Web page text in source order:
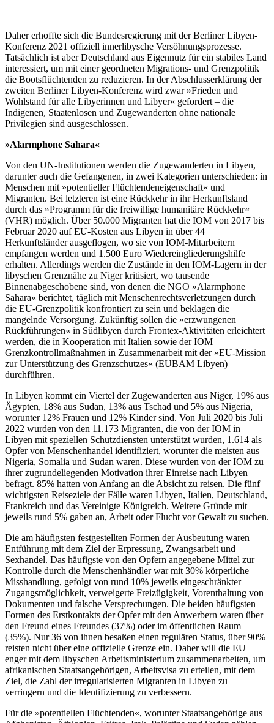
Daher erhoffte sich die Bundesregierung mit der Berliner Libyen-
Konferenz 2021 offiziell innerlibysche Versöhnungsprozesse.
Tatsächlich ist aber Deutschland aus Eigennutz für ein stabiles Land
interessiert, um mit einer geordneten Migrations- und Grenzpolitik
die Bootsflüchtenden zu reduzieren. In der Abschlusserklärung der
zweiten Berliner Libyen-Konferenz wird zwar »Frieden und
Wohlstand für alle Libyerinnen und Libyer« gefordert – die
Indigenen, Staatenlosen und Zugewanderten ohne nationale
Privilegien sind ausgeschlossen.
»Alarmphone Sahara«
Von den UN-Institutionen werden die Zugewanderten in Libyen,
darunter auch die Gefangenen, in zwei Kategorien unterschieden: in
Menschen mit »potentieller Flüchtendeneigenschaft« und
Migranten. Bei letzteren ist eine Rückkehr in ihr Herkunftsland
durch das »Programm für die freiwillige humanitäre Rückkehr«
(VHR) möglich. Über 50.000 Migranten hat die IOM von 2017 bis
Februar 2020 auf EU-Kosten aus Libyen in über 44
Herkunftsländer ausgeflogen, wo sie von IOM-Mitarbeitern
empfangen werden und 1.500 Euro Wiedereingliederungshilfe
erhalten. Allerdings werden die Zustände in den IOM-Lagern in der
libyschen Grenznähe zu Niger kritisiert, wo tausende
Binnenabgeschobene sind, von denen die NGO »Alarmphone
Sahara« berichtet, täglich mit Menschenrechtsverletzungen durch
die EU-Grenzpolitik konfrontiert zu sein und beklagen die
mangelnde Versorgung. Zukünftig sollen die »erzwungenen
Rückführungen« in Südlibyen durch Frontex-Aktivitäten erleichtert
werden, die in Kooperation mit Italien sowie der IOM
Grenzkontrollmaßnahmen in Zusammenarbeit mit der »EU-Mission
zur Unterstützung des Grenzschutzes« (EUBAM Libyen)
durchführen.
In Libyen kommt ein Viertel der Zugewanderten aus Niger, 19% aus
Ägypten, 18% aus Sudan, 13% aus Tschad und 5% aus Nigeria,
worunter 12% Frauen und 12% Kinder sind. Von Juli 2020 bis Juli
2022 wurden von den 11.173 Migranten, die von der IOM in
Libyen mit speziellen Schutzdiensten unterstützt wurden, 1.614 als
Opfer von Menschenhandel identifiziert, worunter die meisten aus
Nigeria, Somalia und Sudan waren. Diese wurden von der IOM zu
ihrer zugrundeliegenden Motivation ihrer Einreise nach Libyen
befragt. 85% hatten von Anfang an die Absicht zu reisen. Die fünf
wichtigsten Reiseziele der Fälle waren Libyen, Italien, Deutschland,
Frankreich und das Vereinigte Königreich. Weitere Gründe mit
jeweils rund 5% gaben an, Arbeit oder Flucht vor Gewalt zu suchen.
Die am häufigsten festgestellten Formen der Ausbeutung waren
Entführung mit dem Ziel der Erpressung, Zwangsarbeit und
Sexhandel. Das häufigste von den Opfern angegebene Mittel zur
Kontrolle durch die Menschenhändler war mit 30% körperliche
Misshandlung, gefolgt von rund 10% jeweils eingeschränkter
Zugangsmöglichkeit, verweigerte Freizügigkeit, Vorenthaltung von
Dokumenten und falsche Versprechungen. Die beiden häufigsten
Formen des Erstkontakts der Opfer mit den Anwerbern waren über
den Freund eines Freundes (37%) oder im öffentlichen Raum
(35%). Nur 36 von ihnen besaßen einen regulären Status, über 90%
reisten nicht über eine offizielle Grenze ein. Daher will die EU
enger mit dem libyschen Arbeitsministerium zusammenarbeiten, um
afrikanischen Staatsangehörigen, Arbeitsvisa zu erteilen, mit dem
Ziel, die Zahl der irregularisierten Migranten in Libyen zu
verringern und die Identifizierung zu verbessern.
Für die »potentiellen Flüchtenden«, worunter Staatsangehörige aus